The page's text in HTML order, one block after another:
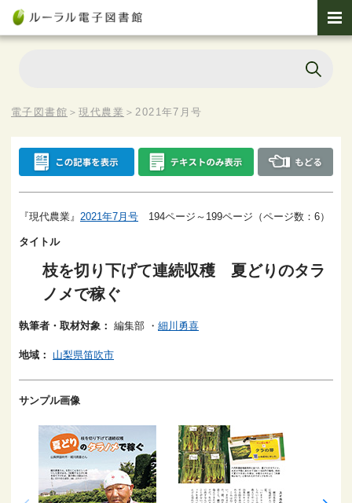
電子図書館 ＞現代農業 ＞2021年7月号
『現代農業』 2021年7月号 194ページ～199ページ（ページ数：6）
タイトル
枝を切り下げて連続収穫 夏どりのタラ
ノメで稼ぐ
執筆者・取材対象： 編集部 ・ 細川勇喜
地域： 山梨県笛吹市
サンプル画像